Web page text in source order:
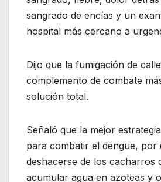
sangrado de encías y un
hospital más cercano a
Dijo que la fumigación de
complemento de combate
solución total.
Señaló que la mejor
para combatir el dengue, por
deshacerse de los cacharros
acumular agua en azoteas y